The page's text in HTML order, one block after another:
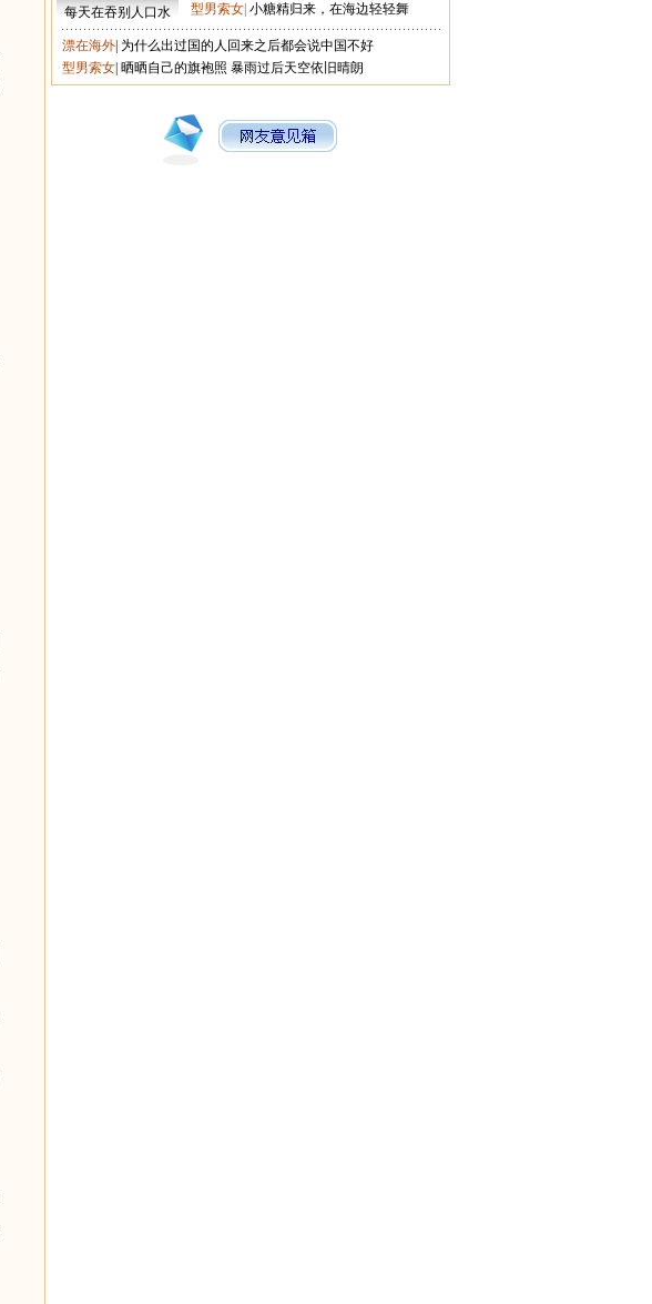
每天在吞别人口水
型男索女 小糖精归来，在海边轻轻舞
漂在海外 为什么出过国的人回来之后都会说中国不好
型男索女 晒晒自己的旗袍照 暴雨过后天空依旧晴朗